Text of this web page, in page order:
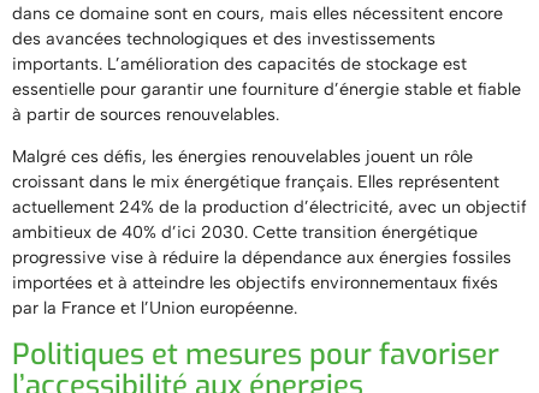
dans ce domaine sont en cours, mais elles nécessitent encore
des avancées technologiques et des investissements
importants. L’amélioration des capacités de stockage est
essentielle pour garantir une fourniture d’énergie stable et fiable
à partir de sources renouvelables.
Malgré ces défis, les énergies renouvelables jouent un rôle
croissant dans le mix énergétique français. Elles représentent
actuellement 24% de la production d’électricité, avec un objectif
ambitieux de 40% d’ici 2030. Cette transition énergétique
progressive vise à réduire la dépendance aux énergies fossiles
importées et à atteindre les objectifs environnementaux fixés
par la France et l’Union européenne.
Politiques et mesures pour favoriser